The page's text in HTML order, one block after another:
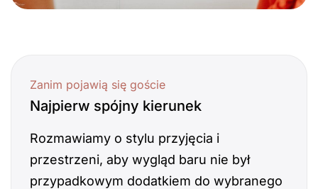
Zanim pojawią się goście
Najpierw spójny kierunek
Rozmawiamy o stylu przyjęcia i
przestrzeni, aby wygląd baru nie był
przypadkowym dodatkiem do wybranego